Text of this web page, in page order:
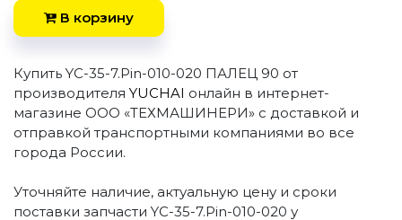
В корзину
Купить YC-35-7.Pin-010-020 ПАЛЕЦ 90 от
производителя YUCHAI онлайн в интернет-
магазине ООО «ТЕХМАШИНЕРИ» с доставкой и
отправкой транспортными компаниями во все
города России.
Уточняйте наличие, актуальную цену и сроки
поставки запчасти YC-35-7.Pin-010-020 у